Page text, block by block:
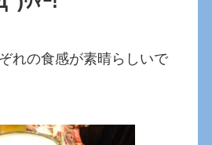
れの食感が素晴らしいで